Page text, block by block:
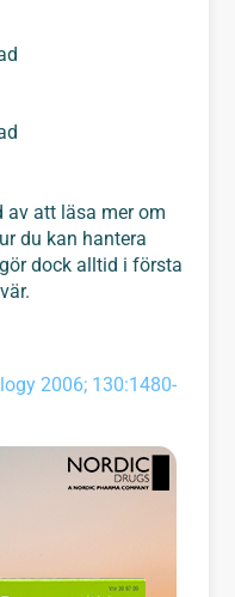
av att läsa mer om
du kan hantera
dock alltid i första
2006; 130:1480-